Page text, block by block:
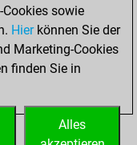
sowie
Hierkönnen Sie der
Marketing-Cookies
finden Sie in
Alles